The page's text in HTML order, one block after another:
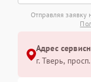
Отправляя заявку
Адрес
г. Тверь,